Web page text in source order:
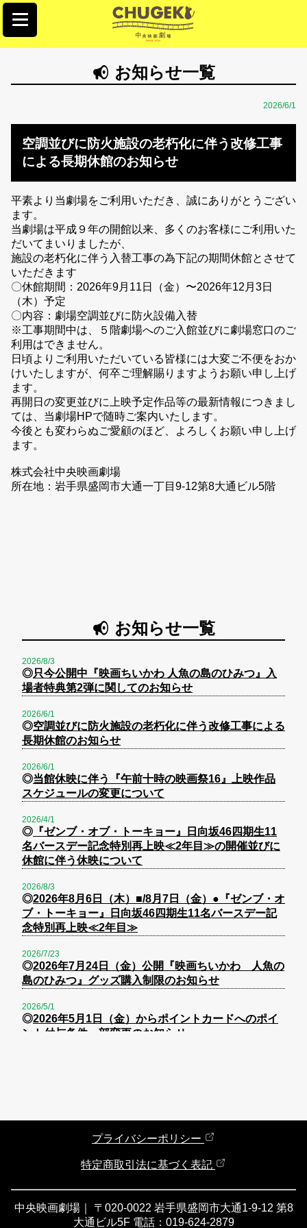
お知らせ一覧
2026/6/1
空調並びに防火施設の老朽化に伴う改修工事
による長期休館のお知らせ
平素より当劇場をご利用いただき、誠にありがとうござい
ます。
当劇場は平成９年の開館以来、多くのお客様にご利用いた
だいてまいりましたが、
施設の老朽化に伴う入替工事の為下記の期間休館とさせて
いただきます
〇休館期間：2026年9月11日（金）〜2026年12月3日
（木）予定
〇内容：劇場空調並びに防火設備入替
※工事期間中は、５階劇場へのご入館並びに劇場窓口のご
利用はできません。
日頃よりご利用いただいている皆様には大変ご不便をおか
けいたしますが、何卒ご理解賜りますようお願い申し上げ
ます。
再開日の変更並びに上映予定作品等の最新情報につきまし
ては、当劇場HPで随時ご案内いたします。
今後とも変わらぬご愛顧のほど、よろしくお願い申し上げ
ます。
株式会社中央映画劇場
所在地：岩手県盛岡市大通一丁目9-12第8大通ビル5階
お知らせ一覧
2026/8/3
◎只今公開中『映画ちいかわ 人魚の島のひみつ』入
場者特典第2弾に関してのお知らせ
2026/6/1
◎空調並びに防火施設の老朽化に伴う改修工事による
長期休館のお知らせ
2026/6/1
◎当館休映に伴う『午前十時の映画祭16』上映作品
スケジュールの変更について
2026/4/1
◎ 『ゼンブ・オブ・トーキョー』日向坂46四期生11
名バースデー記念特別再上映≪2年目≫の開催並びに
休館に伴う休映について
2026/8/3
◎2026年8月6日（木）■/8月7日（金）●『ゼンブ・オ
ブ・トーキョー』日向坂46四期生11名バースデー記
念特別再上映≪2年目≫
2026/7/23
◎2026年7月24日（金）公開『映画ちいかわ 人魚の
島のひみつ』グッズ購入制限のお知らせ
2026/5/1
◎2026年5月1日（金）からポイントカードへのポイ
ント付与条件一部変更のお知らせ
プライバシーポリシー
特定商取引法に基づく表記
中央映画劇場｜ 〒020-0022 岩手県盛岡市大通1-9-12 第8
大通ビル5F 電話：019-624-2879